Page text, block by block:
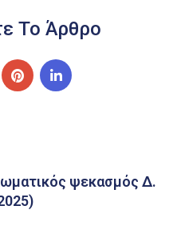
Το Άρθρο
ψεκασμός Δ.